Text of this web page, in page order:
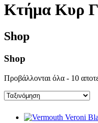
Κτήμα Κυρ
Shop
Shop
Προβάλλονται όλα - 10